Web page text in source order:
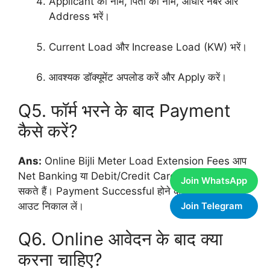
Join WhatsApp
Join Telegram
Address भरें।
Current Load और Increase Load (KW) भरें।
आवश्यक डॉक्यूमेंट अपलोड करें और Apply करें।
Q5. फॉर्म भरने के बाद Payment
कैसे करें?
Ans: Online Bijli Meter Load Extension Fees आप
Net Banking या Debit/Credit Card से भुगतान कर
सकते हैं। Payment Successful होने के बाद उसका प्रिंट
आउट निकाल लें।
Q6. Online आवेदन के बाद क्या
करना चाहिए?